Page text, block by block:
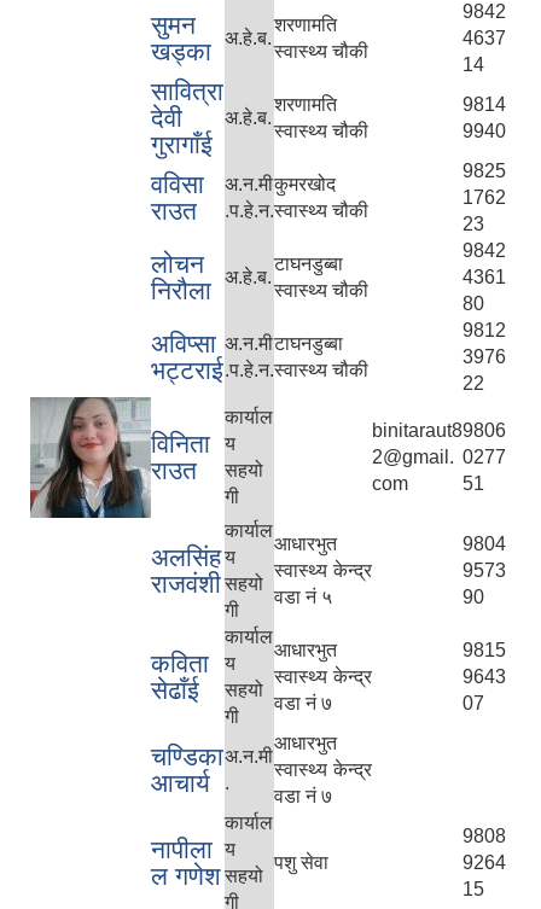
सुमन
खड्का
अ.हे.ब.
शरणामति
स्वास्थ्य चौकी
9842
4637
14
सावित्रा
देवी
गुरागाँई
अ.हे.ब.
शरणामति
स्वास्थ्य चौकी
9814
9940
वविसा
राउत
अ.न.मी
.प.हे.न.
कुमरखोद
स्वास्थ्य चौकी
9825
1762
23
लोचन
निरौला
अ.हे.ब.
टाघनडुब्बा
स्वास्थ्य चौकी
9842
4361
80
अविप्सा
भट्टराई
अ.न.मी
.प.हे.न.
टाघनडुब्बा
स्वास्थ्य चौकी
9812
3976
22
विनिता
राउत
कार्याल
य
सहयो
गी
binitaraut8
2@gmail.
com
9806
0277
51
अलसिंह
राजवंशी
कार्याल
य
सहयो
गी
आधारभुत
स्वास्थ्य केन्द्र
वडा नं ५
9804
9573
90
कविता
सेढाँई
कार्याल
य
सहयो
गी
आधारभुत
स्वास्थ्य केन्द्र
वडा नं ७
9815
9643
07
चण्डिका
आचार्य
अ.न.मी
.
आधारभुत
स्वास्थ्य केन्द्र
वडा नं ७
नापीला
ल गणेश
कार्याल
य
सहयो
गी
पशु सेवा
9808
9264
15